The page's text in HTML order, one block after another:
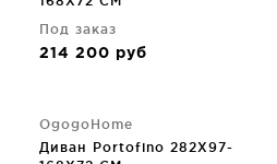
Под заказ
214 200 руб
OgogoHome
Диван Portofino 282X97-